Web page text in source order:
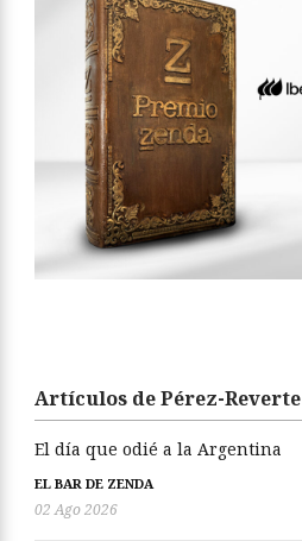
Artículos de Pérez-Reverte
El día que odié a la Argentina
EL BAR DE ZENDA
02 Ago 2026